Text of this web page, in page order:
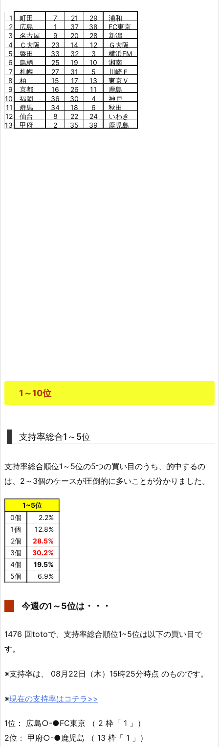
1 町田 7 21 29
浦和
2
広島 1 37 38
FC東京
3
名古屋 9 20 28
新潟
4
Ｃ大阪 23 14 12
Ｇ大阪
5
磐田 33 32 3
横浜FM
6
鳥栖 25 19 10
湘南
7
札幌 27 31 5
川崎Ｆ
8
柏 15 17 13
東京Ｖ
9
京都 16 26 11
鹿島
10
福岡 36 30 4
神戸
11
群馬 34 18 6
秋田
12
仙台 8 22 24
いわき
13
甲府 2 35 39 鹿児島
1～10位
支持率総合1～5位
支持率総合順位1～5位の5つの買い目のうち、的中するの
は、2～3個のケースが圧倒的に多いことが分かりました。
1~5位
0個
2.2%
1個
12.8%
2個
28.5%
3個
30.2%
4個
19.5%
5個
6.9%
今週の1～5位は・・・
1476 回totoで、支持率総合順位1~5位は以下の買い目で
す。
※支持率は、 08月22日（木）15時25分時点 のものです。
※現在の支持率はコチラ>>
1位： 広島○-●FC東京 （ 2 枠「 1 」）
2位： 甲府○-●鹿児島 （ 13 枠「 1 」）